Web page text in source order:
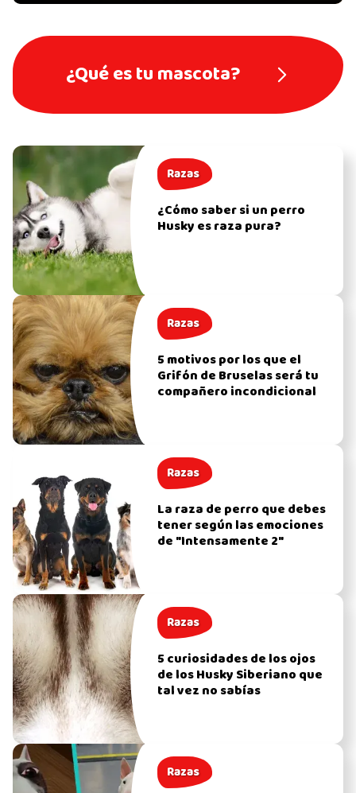
¿Qué es tu mascota?
Razas
¿Cómo saber si un perro
Husky es raza pura?
Razas
5 motivos por los que el
Grifón de Bruselas será tu
compañero incondicional
Razas
La raza de perro que debes
tener según las emociones
de "Intensamente 2"
Razas
5 curiosidades de los ojos
de los Husky Siberiano que
tal vez no sabías
Razas